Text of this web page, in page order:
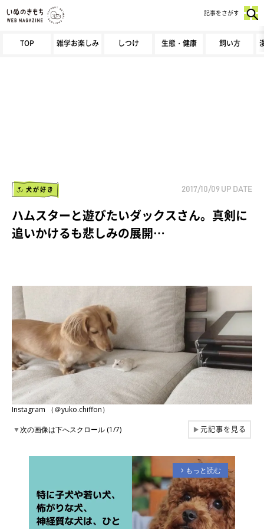
TOP 雑学お楽しみ しつけ 生態・健康 飼い方
記事をさがす
犬が好き 2017/10/09 UP DATE
ハムスターと遊びたいダックスさん。真剣に
追いかけるも悲しみの展開…
Instagram （＠yuko.chiffon）
▼次の画像は下へスクロール (1/7) ▶元記事を見る
arrow_forward_ios もっと読む